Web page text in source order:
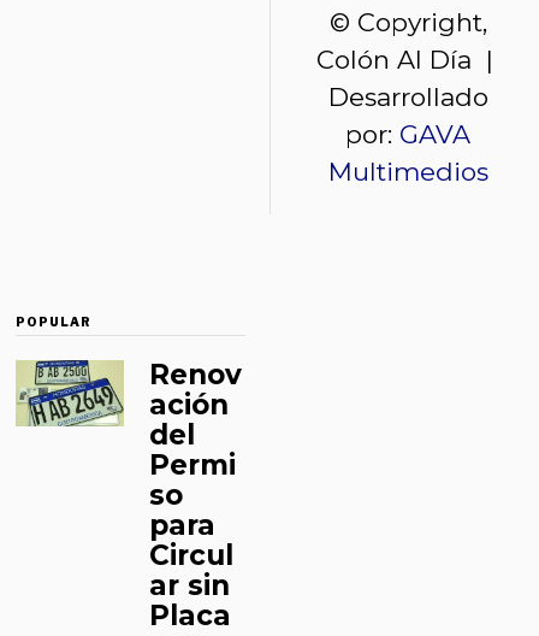
© Copyright,
Colón Al Día |
Desarrollado
por: GAVA
Multimedios
POPULAR
Renov
ación
del
Permi
so
para
Circul
ar sin
Placa